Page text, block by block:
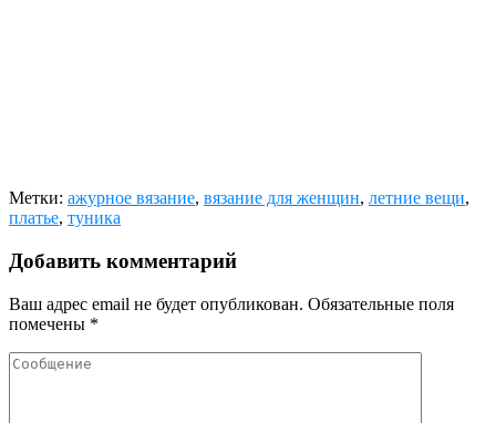
Метки: ажурное вязание, вязание для женщин, летние вещи,
платье, туника
Добавить комментарий
Ваш адрес email не будет опубликован. Обязательные поля
помечены *